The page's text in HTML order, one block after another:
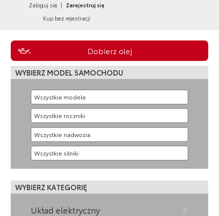
Zaloguj się |
Zarejestruj się
Kup bez rejestracji
Dobierz olej
WYBIERZ MODEL SAMOCHODU
WYBIERZ KATEGORIĘ
Układ elektryczny